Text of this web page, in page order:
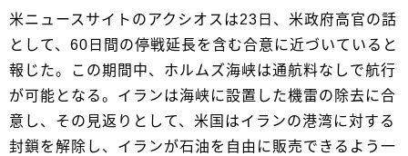
米ニュースサイトのアクシオスは23日、米政府高官の話
として、60日間の停戦延長を含む合意に近づい​ていると
報じた。この期間中、ホルムズ海峡は通航料なしで航行
が可能となる。イランは海峡に設置した機雷の除去に合
意し、その見返りとして、米国はイランの港湾に対する
封鎖を‌解除し、イランが石油を自由に販売できるよう一